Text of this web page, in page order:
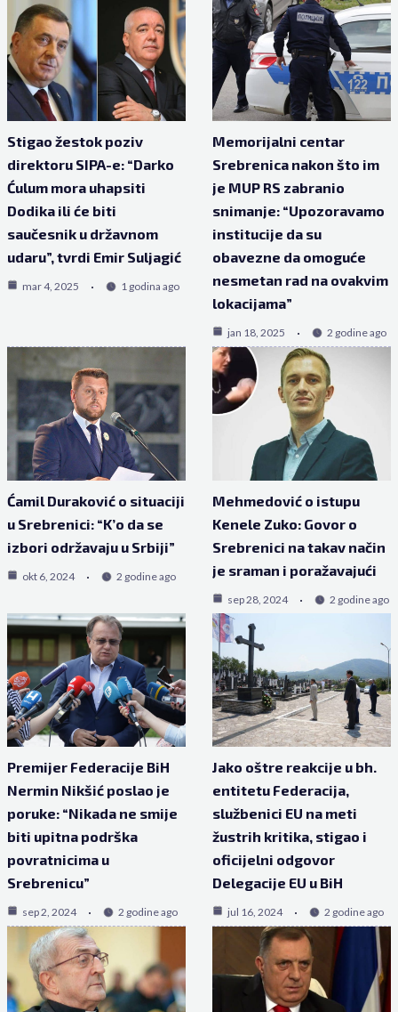
Stigao žestok poziv
direktoru SIPA-e: “Darko
Ćulum mora uhapsiti
Dodika ili će biti
saučesnik u državnom
udaru”, tvrdi Emir Suljagić
mar 4, 2025 1 godina ago
Memorijalni centar
Srebrenica nakon što im
je MUP RS zabranio
snimanje: “Upozoravamo
institucije da su
obavezne da omoguće
nesmetan rad na ovakvim
lokacijama”
jan 18, 2025 2 godine ago
Ćamil Duraković o situaciji
u Srebrenici: “K’o da se
izbori održavaju u Srbiji”
okt 6, 2024 2 godine ago
Mehmedović o istupu
Kenele Zuko: Govor o
Srebrenici na takav način
je sraman i poražavajući
sep 28, 2024 2 godine ago
Premijer Federacije BiH
Nermin Nikšić poslao je
poruke: “Nikada ne smije
biti upitna podrška
povratnicima u
Srebrenicu”
sep 2, 2024 2 godine ago
Jako oštre reakcije u bh.
entitetu Federacija,
službenici EU na meti
žustrih kritika, stigao i
oficijelni odgovor
Delegacije EU u BiH
jul 16, 2024 2 godine ago